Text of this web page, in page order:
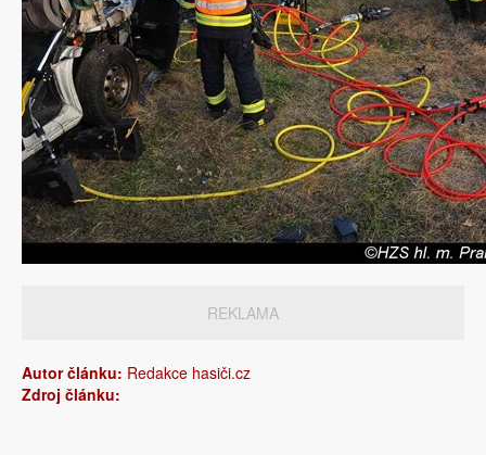
REKLAMA
Autor článku: Redakce hasiči.cz
Zdroj článku: